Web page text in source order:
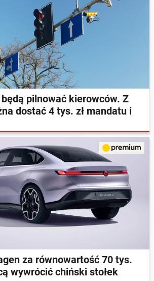
pilnować kierowców. Z
dostać 4 tys. zł mandatu i
za równowartość 70 tys.
wywrócić chiński stołek